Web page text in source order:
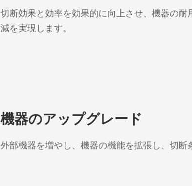
切断効果と効率を効果的に向上させ、機器の
減を実現します。
機器のアップグレード
外部機器を増やし、機器の機能を拡張し、切断